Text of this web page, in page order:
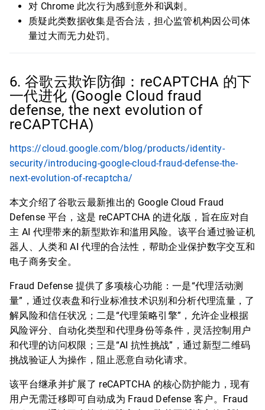
对 Chrome 此次行为感到意外和讽刺。
质疑此类数据收集是否合法，担心监管机构因公司体
量过大而无力处罚。
6. 谷歌云欺诈防御：reCAPTCHA 的下
一代进化 (Google Cloud fraud
defense, the next evolution of
reCAPTCHA)
https://cloud.google.com/blog/products/identity-
security/introducing-google-cloud-fraud-defense-the-
next-evolution-of-recaptcha/
本文介绍了谷歌云最新推出的 Google Cloud Fraud
Defense 平台，这是 reCAPTCHA 的进化版，旨在应对自
主 AI 代理带来的新型欺诈和滥用风险。该平台通过验证机
器人、人类和 AI 代理的合法性，帮助企业保护数字交互和
电子商务安全。
Fraud Defense 提供了多项核心功能：一是“代理活动测
量”，通过仪表盘和行业标准技术识别和分析代理流量，了
解风险和信任状况；二是“代理策略引擎”，允许企业根据
风险评分、自动化类型和代理身份等条件，灵活控制用户
和代理的访问权限；三是“AI 抗性挑战”，通过新型二维码
挑战验证人为操作，阻止恶意自动化请求。
该平台继承并扩展了 reCAPTCHA 的核心防护能力，现有
用户无需迁移即可自动成为 Fraud Defense 客户。Fraud